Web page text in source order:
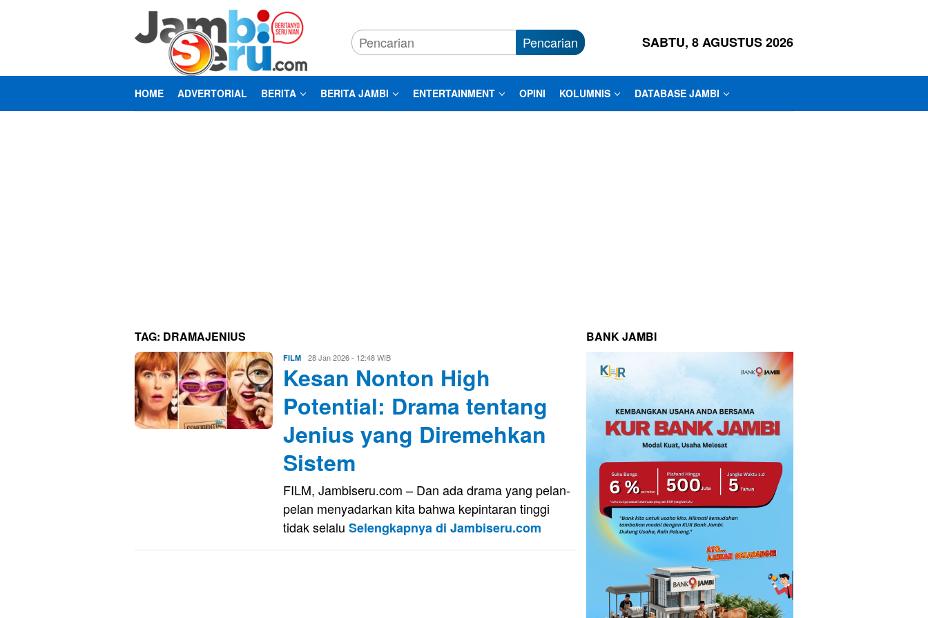
Pencarian SABTU, 8 AGUSTUS 2026
HOME ADVERTORIAL BERITA BERITA JAMBI ENTERTAINMENT OPINI KOLUMNIS DATABASE JAMBI
TAG: DRAMAJENIUS
FILM Evo
28 Jan 2026 - 12:48 WIB
Kesan Nonton High
Potential: Drama tentang
Jenius yang Diremehkan
Sistem
FILM, Jambiseru.com – Dan ada drama yang pelan-
pelan menyadarkan kita bahwa kepintaran tinggi
tidak selalu Selengkapnya di Jambiseru.com
BANK JAMBI